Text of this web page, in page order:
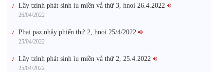
Lầy tzình phát sinh ìu miền vả thứ 3, hnoi 26.4.2022
26/04/2022
Phai paz nhây phiến thứ 2, hnoi 25/4/2022
25/04/2022
Lầy tzình phát sinh ìu miền vả thứ 2, 25.4.2022
25/04/2022